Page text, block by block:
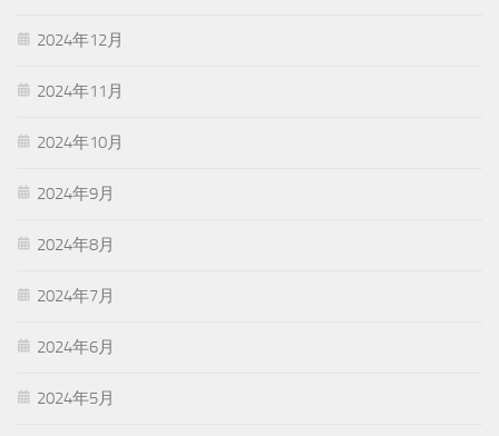
2024年12月
2024年11月
2024年10月
2024年9月
2024年8月
2024年7月
2024年6月
2024年5月